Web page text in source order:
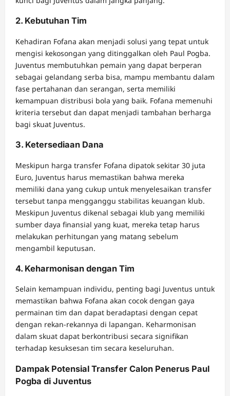
2. Kebutuhan Tim
Kehadiran Fofana akan menjadi solusi yang tepat untuk
mengisi kekosongan yang ditinggalkan oleh Paul Pogba.
Juventus membutuhkan pemain yang dapat berperan
sebagai gelandang serba bisa, mampu membantu dalam
fase pertahanan dan serangan, serta memiliki
kemampuan distribusi bola yang baik. Fofana memenuhi
kriteria tersebut dan dapat menjadi tambahan berharga
bagi skuat Juventus.
3. Ketersediaan Dana
Meskipun harga transfer Fofana dipatok sekitar 30 juta
Euro, Juventus harus memastikan bahwa mereka
memiliki dana yang cukup untuk menyelesaikan transfer
tersebut tanpa mengganggu stabilitas keuangan klub.
Meskipun Juventus dikenal sebagai klub yang memiliki
sumber daya finansial yang kuat, mereka tetap harus
melakukan perhitungan yang matang sebelum
mengambil keputusan.
4. Keharmonisan dengan Tim
Selain kemampuan individu, penting bagi Juventus untuk
memastikan bahwa Fofana akan cocok dengan gaya
permainan tim dan dapat beradaptasi dengan cepat
dengan rekan-rekannya di lapangan. Keharmonisan
dalam skuat dapat berkontribusi secara signifikan
terhadap kesuksesan tim secara keseluruhan.
Dampak Potensial Transfer Calon Penerus Paul
Pogba di Juventus